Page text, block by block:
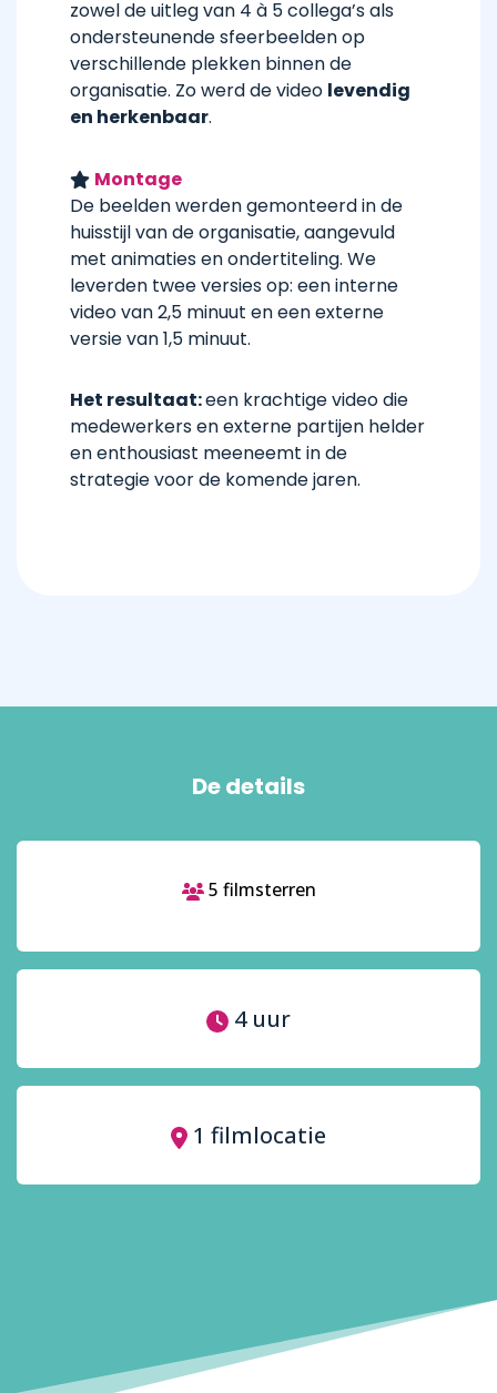
zowel de uitleg van 4 à 5 collega’s als
ondersteunende sfeerbeelden op
verschillende plekken binnen de
organisatie. Zo werd de video levendig
en herkenbaar.
Montage
De beelden werden gemonteerd in de
huisstijl van de organisatie, aangevuld
met animaties en ondertiteling. We
leverden twee versies op: een interne
video van 2,5 minuut en een externe
versie van 1,5 minuut.
Het resultaat:een krachtige video die
medewerkers en externe partijen helder
en enthousiast meeneemt in de
strategie voor de komende jaren.
De details
5 filmsterren
4 uur
1 filmlocatie